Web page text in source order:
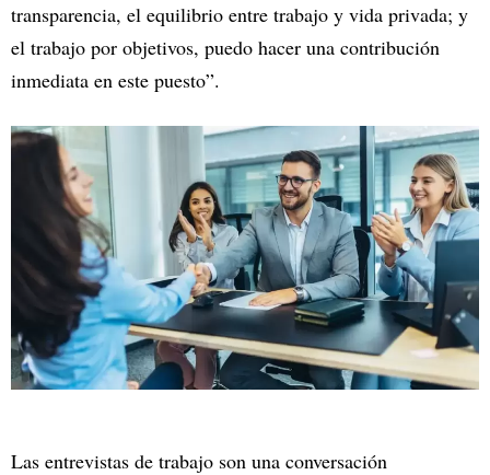
transparencia, el equilibrio entre trabajo y vida privada; y
el trabajo por objetivos, puedo hacer una contribución
inmediata en este puesto”.
Las entrevistas de trabajo son una conversación